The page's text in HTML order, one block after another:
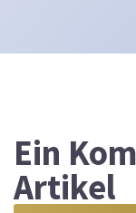
Ein
Artikel